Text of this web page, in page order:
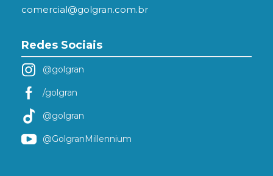
comercial@golgran.com.br
Redes Sociais
@golgran
/golgran
@golgran
@GolgranMillennium